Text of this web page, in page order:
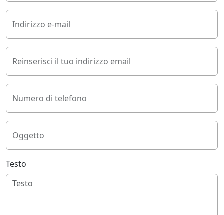
Indirizzo e-mail
Reinserisci il tuo indirizzo email
Numero di telefono
Oggetto
Testo